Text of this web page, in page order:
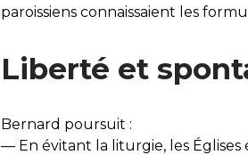
paroissiens connaissaient les
Liberté et
Bernard poursuit :
— En évitant la liturgie, les